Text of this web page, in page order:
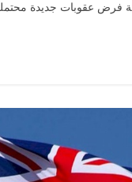
فرض عقوبات جديدة